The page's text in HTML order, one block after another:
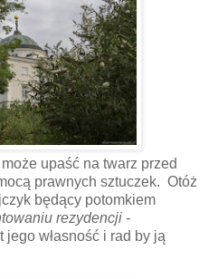
upaść na twarz przed
prawnych sztuczek. Otóż
będący potomkiem
rezydencji -
jego własność i rad by ją